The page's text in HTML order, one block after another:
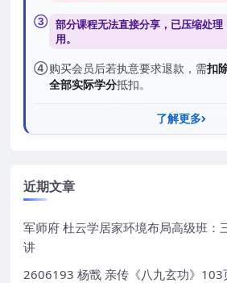
③ 部分课程无法直接分享，已压缩处理
用。
④购买会员后若执意要求退款，需扣
全部实际学分抵扣。
了解更多
近期文章
军师府 杜云学居家环境布局高级班：
讲
2606193 杨戬 亲传《八九玄功》103